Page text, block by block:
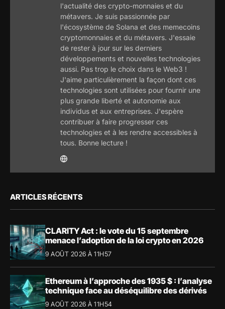
l'actualité des crypto-monnaies et du
métavers. Je suis passionnée par
l'écosystème de Solana et des memecoins
cryptomonnaies et du métavers. J'essaie
de rester à jour sur les derniers
développements et nouvelles technologies
aussi. Pas trop le choix dans le Web3 !
J'aime particulièrement la façon dont ces
technologies sont utilisées pour fournir une
plus grande liberté et autonomie aux
individus et aux entreprises. J'espère
contribuer à faire progresser ces
technologies et à les rendre accessibles à
tous. Bonne lecture !
ARTICLES RÉCENTS
CLARITY Act : le vote du 15 septembre
menace l’adoption de la loi crypto en 2026
9 AOÛT 2026 À 11H57
Ethereum à l’approche des 1935 $ : l’analyse
technique face au déséquilibre des dérivés
9 AOÛT 2026 À 11H54